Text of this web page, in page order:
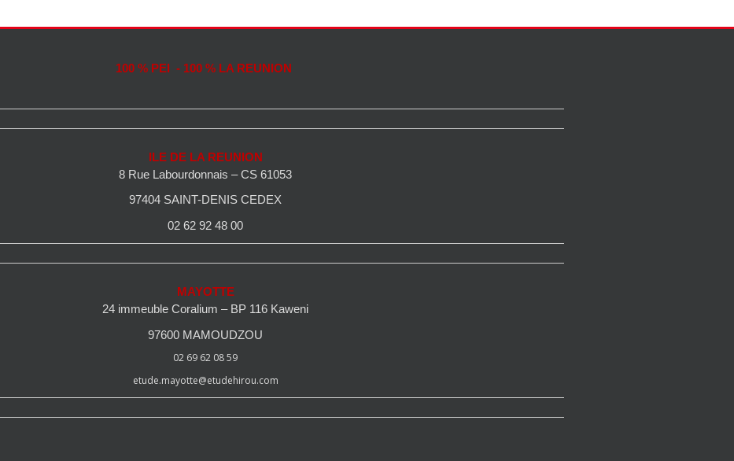
100 % PEI - 100 % LA REUNION
ILE DE LA REUNION
8 Rue Labourdonnais – CS 61053
97404 SAINT-DENIS CEDEX
02 62 92 48 00
MAYOTTE
24 immeuble Coralium – BP 116 Kaweni
97600 MAMOUDZOU
02 69 62 08 59
etude.mayotte@etudehirou.com